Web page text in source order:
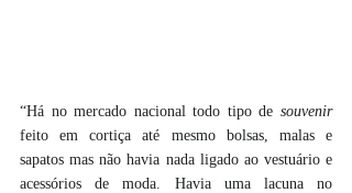
“Há no mercado nacional todo tipo de souvenir
feito em cortiça até mesmo bolsas, malas e
sapatos mas não havia nada ligado ao vestuário e
acessórios de moda. Havia uma lacuna no